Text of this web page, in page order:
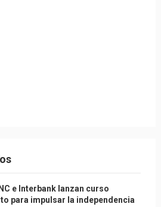
e Interbank lanzan curso
para impulsar la independencia